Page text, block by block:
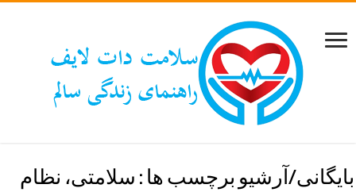
بایگانی/آرشیو برچسب ها : سلامتی، نظام